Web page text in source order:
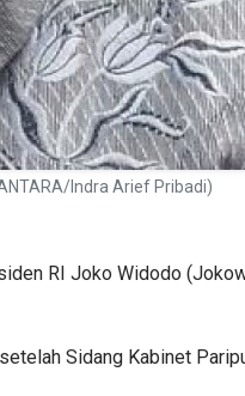
Indra Arief Pribadi)
RI Joko Widodo
Sidang Kabinet